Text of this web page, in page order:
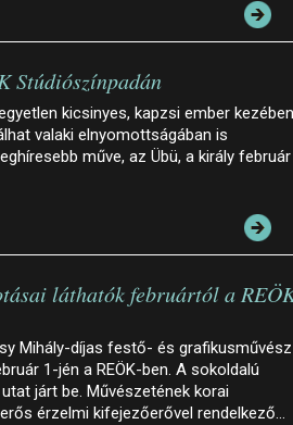
Stúdiószínpadán
kicsinyes, kapzsi ember kezében
valaki elnyomottságában is
műve, az Übü, a király február
láthatók februártól a
Mihály-díjas festő- és grafikusművész
1-jén a REÖK-ben. A sokoldalú
járt be. Művészetének korai
érzelmi kifejezőerővel rendelkező…